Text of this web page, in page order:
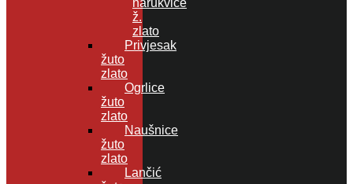
ž.
zlato
Privjesak
žuto
zlato
Ogrlice
žuto
zlato
Naušnice
žuto
zlato
Lančić